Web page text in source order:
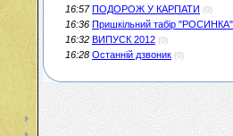
16:57 ПОДОРОЖ У КАРПАТИ (0)
16:36 Пришкільний табір "РОСИНКА"
16:32 ВИПУСК 2012 (0)
16:28 Останній дзвоник (0)